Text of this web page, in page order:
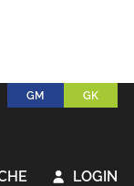
GM GK
 LOGIN